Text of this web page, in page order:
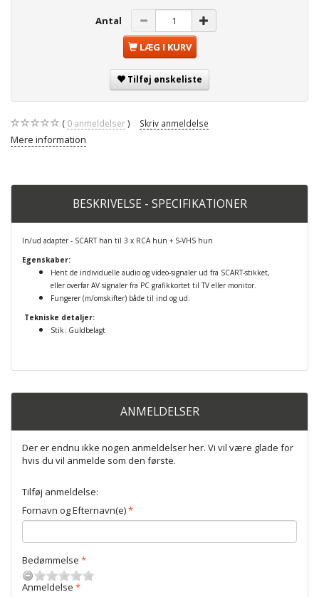
Antal
LÆG I KURV
Tilføj ønskeliste
0 anmeldelser Skriv anmeldelse
Mere information
BESKRIVELSE - SPECIFIKATIONER
In/ud adapter - SCART han til 3 x RCA hun + S-VHS hun
Egenskaber:
Hent de individuelle audio og video-signaler ud fra SCART-stikket,
eller overfør AV signaler fra PC grafikkortet til TV eller monitor.
Fungerer (m/omskifter) både til ind og ud.
Tekniske detaljer:
Stik: Guldbelagt
ANMELDELSER
Der er endnu ikke nogen anmeldelser her. Vi vil være glade for
hvis du vil anmelde som den første.
Tilføj anmeldelse:
Fornavn og Efternavn(e)
Bedømmelse
Anmeldelse